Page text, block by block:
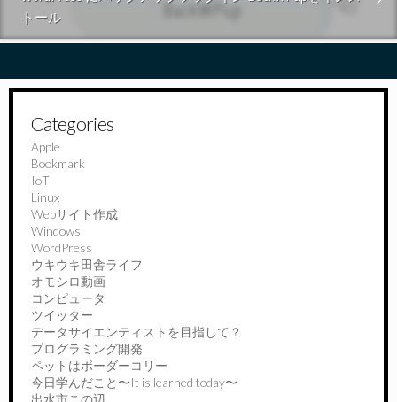
トール
Categories
Apple
Bookmark
IoT
Linux
Webサイト作成
Windows
WordPress
ウキウキ田舎ライフ
オモシロ動画
コンピュータ
ツイッター
データサイエンティストを目指して？
プログラミング開発
ペットはボーダーコリー
今日学んだこと〜It is learned today〜
出水市この辺